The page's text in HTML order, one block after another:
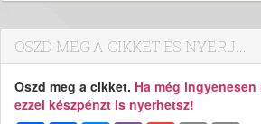
OSZD MEG A CIKKET ÉS NYERJ...
Oszd meg a cikket. Ha még
ezzel készpénzt is nyerhetsz!